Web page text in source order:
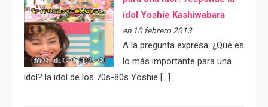
idol Yoshie Kashiwabara
en 10 febrero 2013
A la pregunta expresa: ¿Qué es
lo más importante para una
idol? la idol de los 70s-80s Yoshie […]